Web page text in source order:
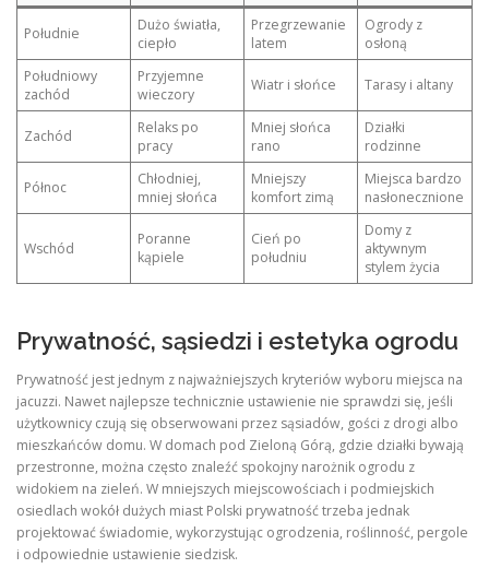
Południe
Dużo światła,
ciepło
Przegrzewanie
latem
Ogrody z
osłoną
Południowy
zachód
Przyjemne
wieczory
Wiatr i słońce Tarasy i altany
Zachód
Relaks po
pracy
Mniej słońca
rano
Działki
rodzinne
Północ
Chłodniej,
mniej słońca
Mniejszy
komfort zimą
Miejsca bardzo
nasłonecznione
Wschód
Poranne
kąpiele
Cień po
południu
Domy z
aktywnym
stylem życia
Prywatność, sąsiedzi i estetyka ogrodu
Prywatność jest jednym z najważniejszych kryteriów wyboru miejsca na
jacuzzi. Nawet najlepsze technicznie ustawienie nie sprawdzi się, jeśli
użytkownicy czują się obserwowani przez sąsiadów, gości z drogi albo
mieszkańców domu. W domach pod Zieloną Górą, gdzie działki bywają
przestronne, można często znaleźć spokojny narożnik ogrodu z
widokiem na zieleń. W mniejszych miejscowościach i podmiejskich
osiedlach wokół dużych miast Polski prywatność trzeba jednak
projektować świadomie, wykorzystując ogrodzenia, roślinność, pergole
i odpowiednie ustawienie siedzisk.